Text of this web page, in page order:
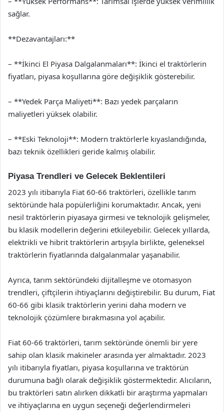
sağlar.
**Dezavantajları:**
– **İkinci El Piyasa Dalgalanmaları**: İkinci el traktörlerin
fiyatları, piyasa koşullarına göre değişiklik gösterebilir.
– **Yedek Parça Maliyeti**: Bazı yedek parçaların
maliyetleri yüksek olabilir.
– **Eski Teknoloji**: Modern traktörlerle kıyaslandığında,
bazı teknik özellikleri geride kalmış olabilir.
Piyasa Trendleri ve Gelecek Beklentileri
2023 yılı itibarıyla Fiat 60-66 traktörleri, özellikle tarım
sektöründe hala popülerliğini korumaktadır. Ancak, yeni
nesil traktörlerin piyasaya girmesi ve teknolojik gelişmeler,
bu klasik modellerin değerini etkileyebilir. Gelecek yıllarda,
elektrikli ve hibrit traktörlerin artışıyla birlikte, geleneksel
traktörlerin fiyatlarında dalgalanmalar yaşanabilir.
Ayrıca, tarım sektöründeki dijitalleşme ve otomasyon
trendleri, çiftçilerin ihtiyaçlarını değiştirebilir. Bu durum, Fiat
60-66 gibi klasik traktörlerin yerini daha modern ve
teknolojik çözümlere bırakmasına yol açabilir.
Fiat 60-66 traktörleri, tarım sektöründe önemli bir yere
sahip olan klasik makineler arasında yer almaktadır. 2023
yılı itibarıyla fiyatları, piyasa koşullarına ve traktörün
durumuna bağlı olarak değişiklik göstermektedir. Alıcıların,
bu traktörleri satın alırken dikkatli bir araştırma yapmaları
ve ihtiyaçlarına en uygun seçeneği değerlendirmeleri